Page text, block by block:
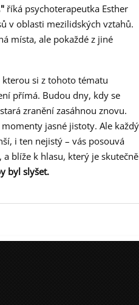
říká psychoterapeutka Esther
v oblasti mezilidských vztahů.
místa, ale pokaždé z jiné
si z tohoto tématu
přímá. Budou dny, kdy se
zranění zasáhnou znovu.
jasné jistoty. Ale každý
i ten nejistý – vás posouvá
blíže k hlasu, který je skutečně
byl slyšet.